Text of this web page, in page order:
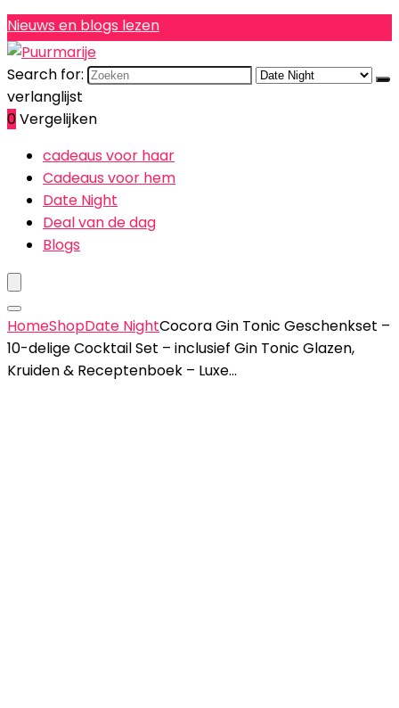
Nieuws en blogs lezen
Search for:
verlanglijst
0Vergelijken
cadeaus voor haar
Cadeaus voor hem
Date Night
Deal van de dag
Blogs
HomeShopDate NightCocora Gin Tonic Geschenkset –
10-delige Cocktail Set – inclusief Gin Tonic Glazen,
Kruiden & Receptenboek – Luxe…